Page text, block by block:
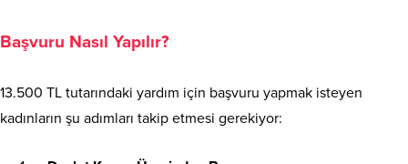
Başvuru Nasıl Yapılır?
13.500 TL tutarındaki yardım için başvuru yapmak isteyen
kadınların şu adımları takip etmesi gerekiyor: